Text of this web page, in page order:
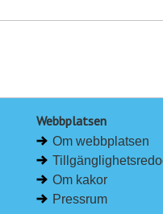
Webbplatsen
Om webbplatsen
Om kakor
Pressrum